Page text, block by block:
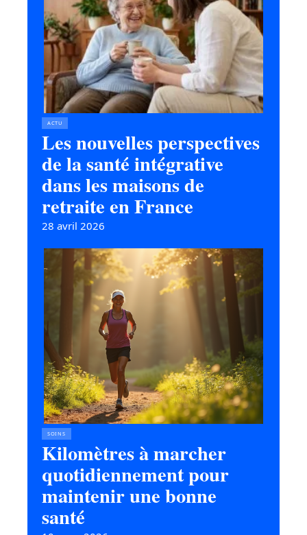
ACTU
Les nouvelles perspectives
de la santé intégrative
dans les maisons de
retraite en France
28 avril 2026
SOINS
Kilomètres à marcher
quotidiennement pour
maintenir une bonne
santé